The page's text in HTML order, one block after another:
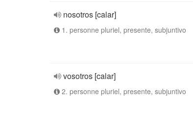
nosotros [calar]
1. personne pluriel, presente, subjuntivo
vosotros [calar]
2. personne pluriel, presente, subjuntivo